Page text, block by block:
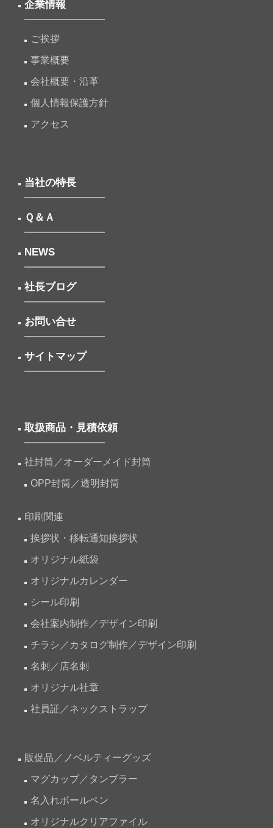
企業情報
ご挨拶
事業概要
会社概要・沿革
個人情報保護方針
アクセス
当社の特長
Ｑ＆Ａ
NEWS
社長ブログ
お問い合せ
サイトマップ
取扱商品・見積依頼
社封筒／オーダーメイド封筒
OPP封筒／透明封筒
印刷関連
挨拶状・移転通知挨拶状
オリジナル紙袋
オリジナルカレンダー
シール印刷
会社案内制作／デザイン印刷
チラシ／カタログ制作／デザイン印刷
名刺／店名刺
オリジナル社章
社員証／ネックストラップ
販促品／ノベルティーグッズ
マグカップ／タンブラー
名入れボールペン
オリジナルクリアファイル